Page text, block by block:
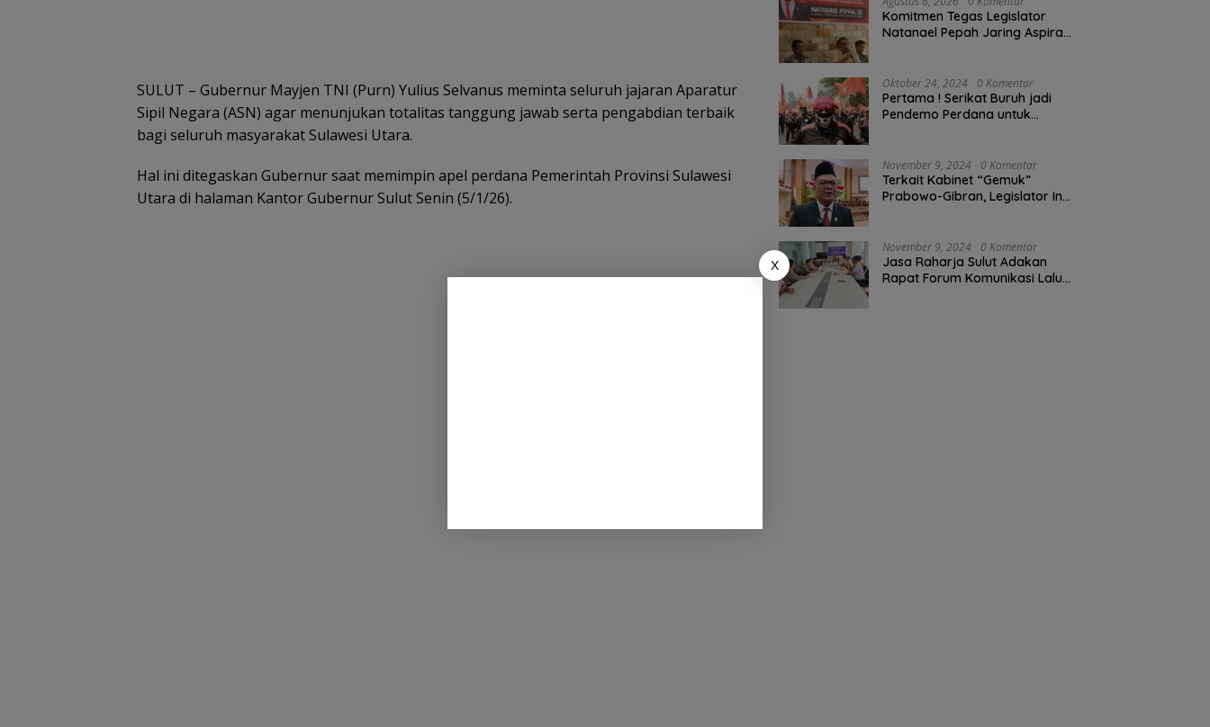
SULUT – Gubernur Mayjen TNI (Purn) Yulius Selvanus meminta seluruh jajaran Aparatur
Sipil Negara (ASN) agar menunjukan totalitas tanggung jawab serta pengabdian terbaik
bagi seluruh masyarakat Sulawesi Utara.
Hal ini ditegaskan Gubernur saat memimpin apel perdana Pemerintah Provinsi Sulawesi
Utara di halaman Kantor Gubernur Sulut Senin (5/1/26).
Komitmen Tegas Legislator
Natanael Pepah Jaring Aspirasi
Infrastruktur
Oktober 24, 2024 0 Komentar
Pertama ! Serikat Buruh jadi
Pendemo Perdana untuk
November 9, 2024 0 Komentar
Terkait Kabinet “Gemuk”
Prabowo-Gibran, Legislator Ini
November 9, 2024 0 Komentar
Jasa Raharja Sulut Adakan
Rapat Forum Komunikasi Lalu
X